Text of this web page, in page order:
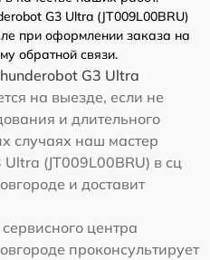
G3 Ultra (JT009L00BRU)
при оформлении заказа на
обратной связи.
G3 Ultra
на выезде, если не
и длительного
случаях наш мастер
(JT009L00BRU) в сц
и доставит
центра
проконсультирует